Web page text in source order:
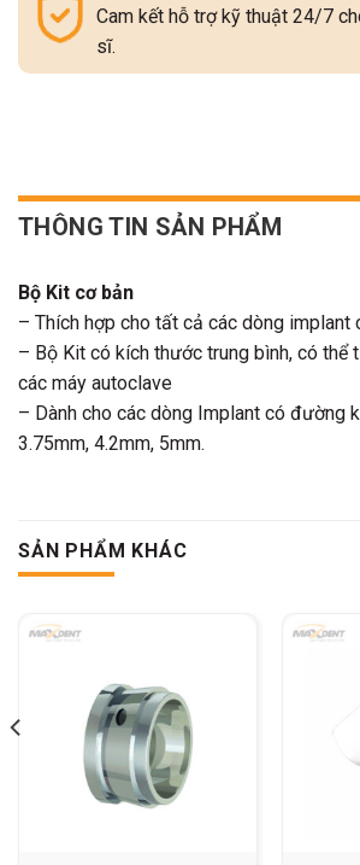
Cam kết hỗ trợ kỹ thuật 24/7
sĩ.
THÔNG TIN SẢN PHẨM
Bộ Kit cơ bản
– Thích hợp cho tất cả các dòng implant
– Bộ Kit có kích thước trung bình, có thể
các máy autoclave
– Dành cho các dòng Implant có đường
3.75mm, 4.2mm, 5mm.
SẢN PHẨM KHÁC